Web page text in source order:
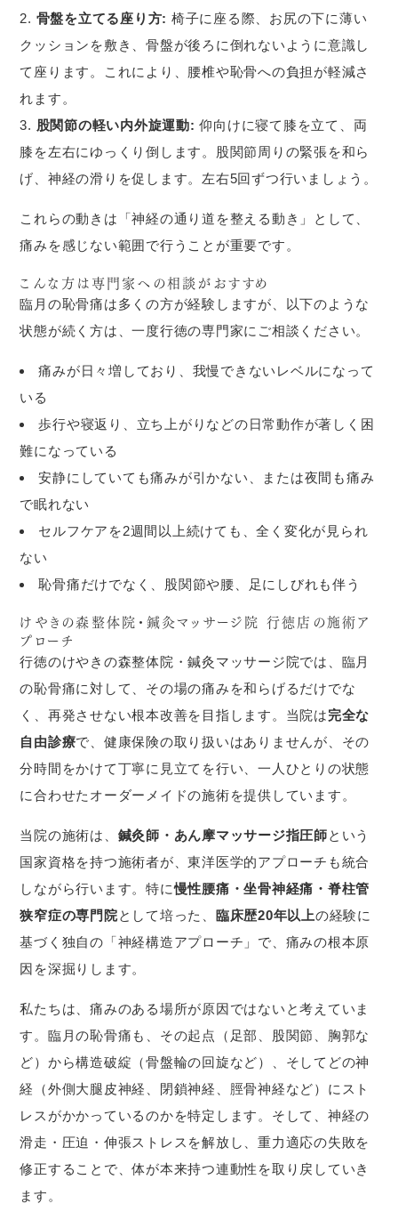
骨盤を立てる座り方: 椅子に座る際、お尻の下に薄い
クッションを敷き、骨盤が後ろに倒れないように意識し
て座ります。これにより、腰椎や恥骨への負担が軽減さ
れます。
股関節の軽い内外旋運動: 仰向けに寝て膝を立て、両
膝を左右にゆっくり倒します。股関節周りの緊張を和ら
げ、神経の滑りを促します。左右5回ずつ行いましょう。
これらの動きは「神経の通り道を整える動き」として、
痛みを感じない範囲で行うことが重要です。
こんな方は専門家への相談がおすすめ
臨月の恥骨痛は多くの方が経験しますが、以下のような
状態が続く方は、一度行徳の専門家にご相談ください。
痛みが日々増しており、我慢できないレベルになって
いる
歩行や寝返り、立ち上がりなどの日常動作が著しく困
難になっている
安静にしていても痛みが引かない、または夜間も痛み
で眠れない
セルフケアを2週間以上続けても、全く変化が見られ
ない
恥骨痛だけでなく、股関節や腰、足にしびれも伴う
けやきの森整体院・鍼灸マッサージ院 行徳店の施術ア
プローチ
行徳のけやきの森整体院・鍼灸マッサージ院では、臨月
の恥骨痛に対して、その場の痛みを和らげるだけでな
く、再発させない根本改善を目指します。当院は完全な
自由診療で、健康保険の取り扱いはありませんが、その
分時間をかけて丁寧に見立てを行い、一人ひとりの状態
に合わせたオーダーメイドの施術を提供しています。
当院の施術は、 鍼灸師・あん摩マッサージ指圧師という
国家資格を持つ施術者が、東洋医学的アプローチも統合
しながら行います。特に慢性腰痛・坐骨神経痛・脊柱管
狭窄症の専門院として培った、 臨床歴20年以上の経験に
基づく独自の「神経構造アプローチ」で、痛みの根本原
因を深掘りします。
私たちは、痛みのある場所が原因ではないと考えていま
す。臨月の恥骨痛も、その起点（足部、股関節、胸郭な
ど）から構造破綻（骨盤輪の回旋など）、そしてどの神
経（外側大腿皮神経、閉鎖神経、脛骨神経など）にスト
レスがかかっているのかを特定します。そして、神経の
滑走・圧迫・伸張ストレスを解放し、重力適応の失敗を
修正することで、体が本来持つ連動性を取り戻していき
ます。